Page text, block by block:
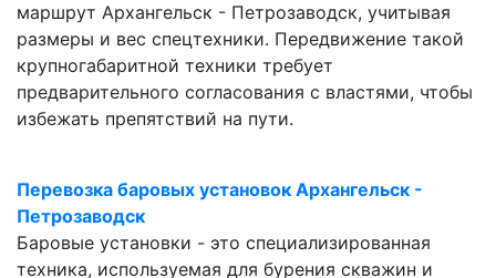
маршрут Архангельск - Петрозаводск, учитывая
размеры и вес спецтехники. Передвижение такой
крупногабаритной техники требует
предварительного согласования с властями, чтобы
избежать препятствий на пути.
Перевозка баровых установок Архангельск -
Петрозаводск
Баровые установки - это специализированная
техника, используемая для бурения скважин и